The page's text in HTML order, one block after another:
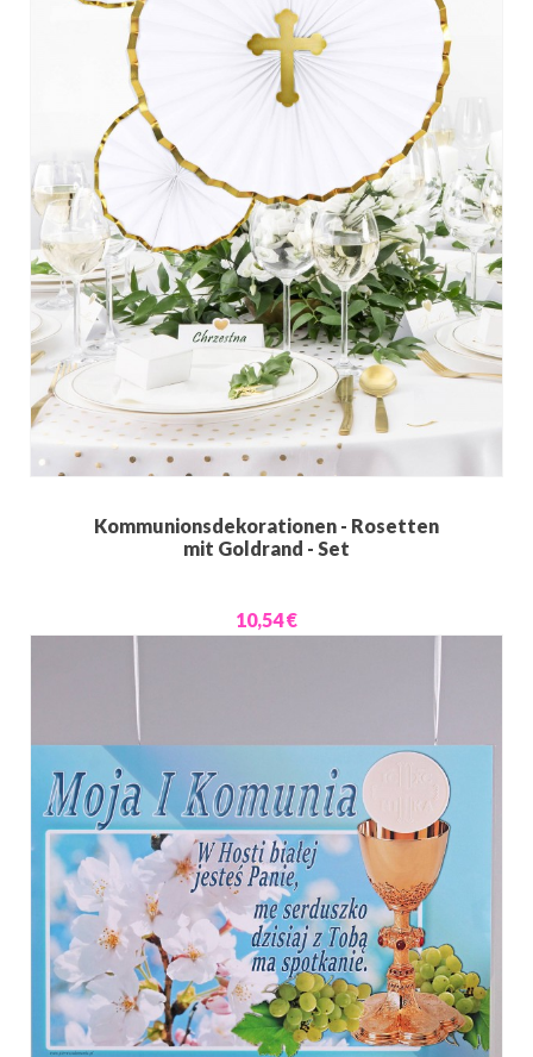
Kommunionsdekorationen - Rosetten
mit Goldrand - Set
10,54 €